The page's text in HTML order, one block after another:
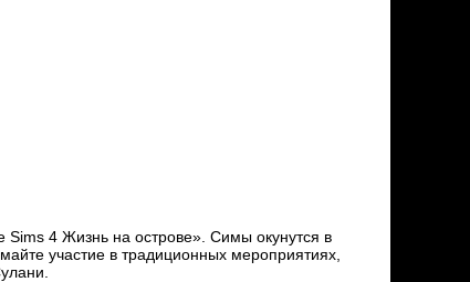
4 Жизнь на острове». Симы окунутся в
участие в традиционных мероприятиях,